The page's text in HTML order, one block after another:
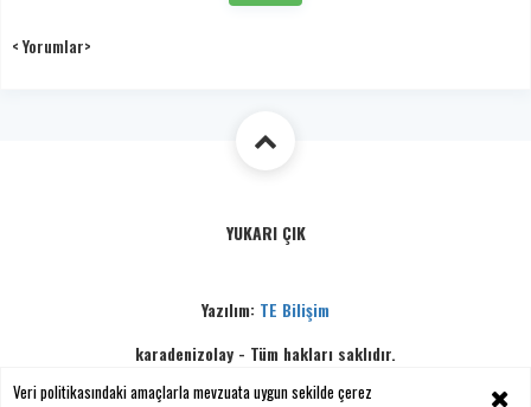
< Yorumlar>
YUKARI ÇIK
Yazılım: TE Bilişim
karadenizolay - Tüm hakları saklıdır.
Copyright © 2026
Veri politikasındaki amaçlarla mevzuata uygun sekilde çerez